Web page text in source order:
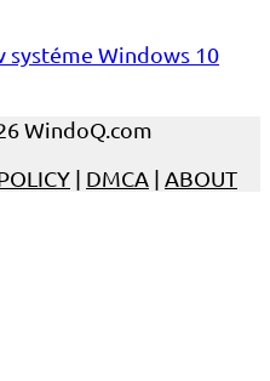
systéme Windows 10
WindoQ.com
| DMCA | ABOUT